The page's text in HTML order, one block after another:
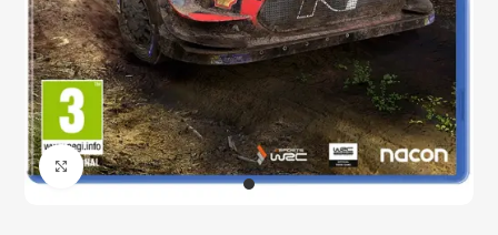
Click to enlarge